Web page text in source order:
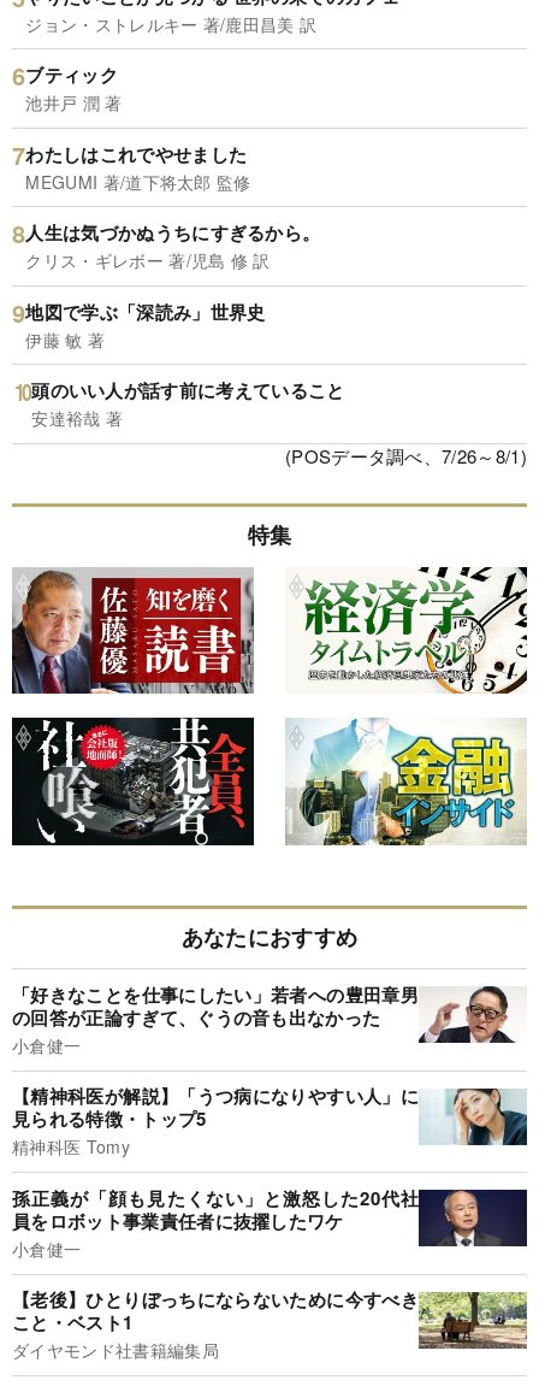
ジョン・ストレルキー 著/鹿田昌美 訳
ブティック
池井戸 潤 著
わたしはこれでやせました
MEGUMI 著/道下将太郎 監修
人生は気づかぬうちにすぎるから。
クリス・ギレボー 著/児島 修 訳
地図で学ぶ「深読み」世界史
伊藤 敏 著
頭のいい人が話す前に考えていること
安達裕哉 著
(POSデータ調べ、7/26～8/1)
特集
あなたにおすすめ
「好きなことを仕事にしたい」若者への豊田章男
の回答が正論すぎて、ぐうの音も出なかった
小倉健一
【精神科医が解説】「うつ病になりやすい人」に
見られる特徴・トップ5
精神科医 Tomy
孫正義が「顔も見たくない」と激怒した20代社
員をロボット事業責任者に抜擢したワケ
小倉健一
【老後】ひとりぼっちにならないために今すべき
こと・ベスト1
ダイヤモンド社書籍編集局